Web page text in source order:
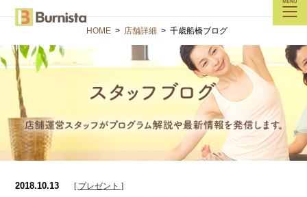
HOME > 店舗詳細 > 千歳船橋ブログ
2018.10.13 [ プレゼント ]